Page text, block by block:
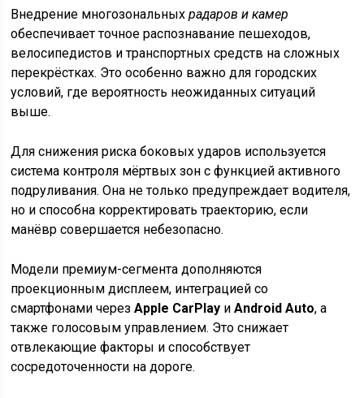
Внедрение многозональныхрадаров и камер
обеспечивает точное распознавание пешеходов,
велосипедистов и транспортных средств на сложных
перекрёстках. Это особенно важно для городских
условий, где вероятность неожиданных ситуаций
выше.
Для снижения риска боковых ударов используется
система контроля мёртвых зон с функцией активного
подруливания. Она не только предупреждает водителя,
но и способна корректировать траекторию, если
манёвр совершается небезопасно.
Модели премиум-сегмента дополняются
проекционным дисплеем, интеграцией со
смартфонами черезApple CarPlay иAndroid Auto, а
также голосовым управлением. Это снижает
отвлекающие факторы и способствует
сосредоточенности на дороге.